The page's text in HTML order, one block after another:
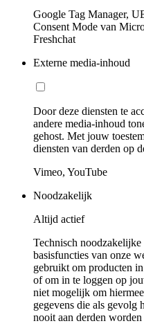
Google Tag Manager,
Consent Mode van
Freshchat
Externe media-inhoud
Door deze diensten te
andere media-inhoud
gehost. Met jouw
diensten van derden op
Vimeo, YouTube
Noodzakelijk
Altijd actief
Technisch
basisfuncties van onze
gebruikt om producten
of om in te loggen op
niet mogelijk om
gegevens die als gevolg
nooit aan derden